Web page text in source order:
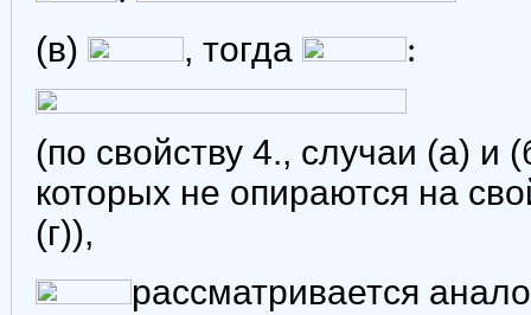
(в)
, тогда :
(по свойству 4., случаи (а) и
которых не опираются на
(г)),
рассматривается